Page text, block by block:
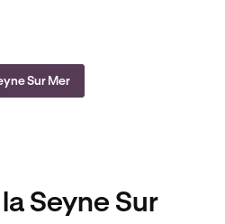
Sur Mer
Seyne Sur